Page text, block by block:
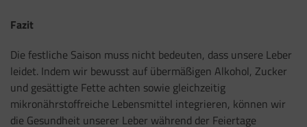
Fazit
Die festliche Saison muss nicht bedeuten, dass unsere Leber
leidet. Indem wir bewusst auf übermäßigen Alkohol, Zucker
und gesättigte Fette achten sowie gleichzeitig
mikronährstoffreiche Lebensmittel integrieren, können wir
die Gesundheit unserer Leber während der Feiertage